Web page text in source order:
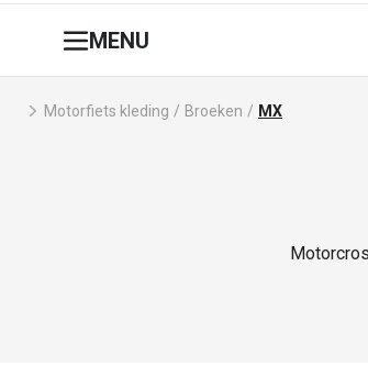
MENU
Motorfiets kleding / Broeken / MX